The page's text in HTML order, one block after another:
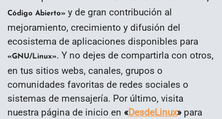
Código Abierto» y de gran contribución al
mejoramiento, crecimiento y difusión del
ecosistema de aplicaciones disponibles para
«GNU/Linux». Y no dejes de compartirla con otros,
en tus sitios webs, canales, grupos o
comunidades favoritas de redes sociales o
sistemas de mensajería. Por último, visita
nuestra página de inicio en «DesdeLinux» para